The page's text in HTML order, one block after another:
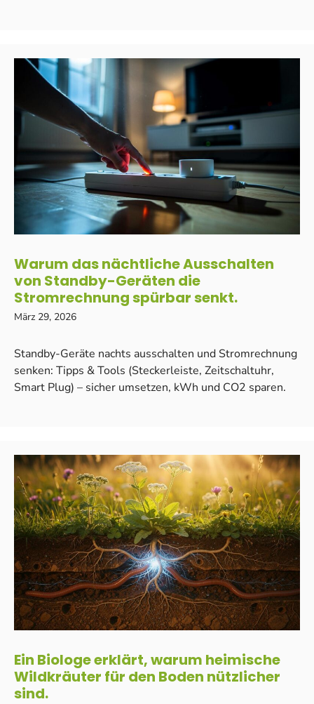
Warum das nächtliche Ausschalten
von Standby-Geräten die
Stromrechnung spürbar senkt.
März 29, 2026
Standby-Geräte nachts ausschalten und Stromrechnung
senken: Tipps & Tools (Steckerleiste, Zeitschaltuhr,
Smart Plug) – sicher umsetzen, kWh und CO2 sparen.
Ein Biologe erklärt, warum heimische
Wildkräuter für den Boden nützlicher
sind.